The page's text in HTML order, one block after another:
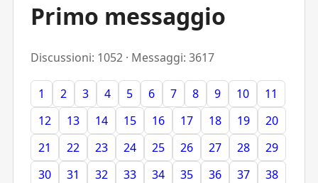
Primo messaggio
Discussioni: 1052 · Messaggi: 3617
1 2 3 4 5 6 7 8 9 10
11
12
13 14 15 16 17 18 19
20
21
22 23 24 25 26 27 28
29
30
31 32 33 34 35 36 37
38